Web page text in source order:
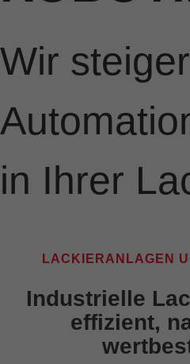
Wir
in Ihrer
LACKIERANLAGEN
Industrielle
effizient,